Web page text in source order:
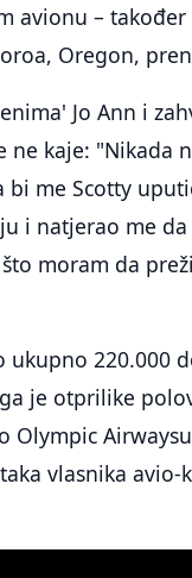
avionu –
Oregon,
Jo Ann i
ne kaje: "Nikada
bi me Scotty
i natjerao me
moram da
220.000
je otprilike
Olympic
vlasnika avio-